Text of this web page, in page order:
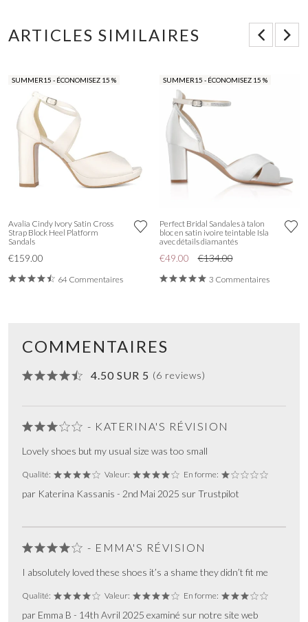
ARTICLES SIMILAIRES
SUMMER15 - ÉCONOMISEZ 15 %
Avalia Cindy Ivory Satin Cross
Strap Block Heel Platform
Sandals
€159.00
64 Commentaires
SUMMER15 - ÉCONOMISEZ 15 %
Perfect Bridal Sandales à talon
bloc en satin ivoire teintable Isla
avec détails diamantés
€49.00 €134.00
3 Commentaires
COMMENTAIRES
4.50 SUR 5 (6 reviews)
- KATERINA'S RÉVISION
Lovely shoes but my usual size was too small
Qualité: Valeur: En forme:
par Katerina Kassanis - 2nd Mai 2025 sur Trustpilot
- EMMA'S RÉVISION
I absolutely loved these shoes it’s a shame they didn’t fit me
Qualité: Valeur: En forme:
par Emma B - 14th Avril 2025 examiné sur notre site web